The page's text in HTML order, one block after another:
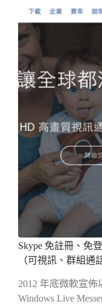
Skype 免註冊、免
（可視訊、群組通
2012 年底微軟宣佈
Windows Live